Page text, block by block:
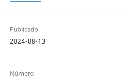
Publicado
2024-08-13
Número